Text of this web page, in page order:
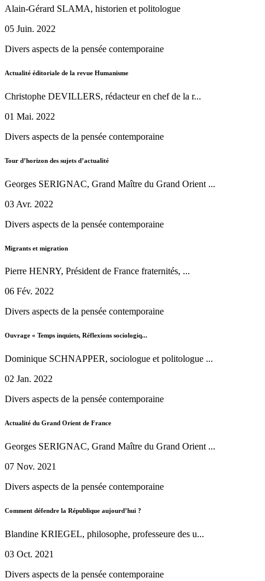
Alain-Gérard SLAMA, historien et politologue
05 Juin. 2022
Divers aspects de la pensée contemporaine
Actualité éditoriale de la revue Humanisme
Christophe DEVILLERS, rédacteur en chef de la r...
01 Mai. 2022
Divers aspects de la pensée contemporaine
Tour d’horizon des sujets d’actualité
Georges SERIGNAC, Grand Maître du Grand Orient ...
03 Avr. 2022
Divers aspects de la pensée contemporaine
Migrants et migration
Pierre HENRY, Président de France fraternités, ...
06 Fév. 2022
Divers aspects de la pensée contemporaine
Ouvrage « Temps inquiets, Réflexions sociologiq...
Dominique SCHNAPPER, sociologue et politologue ...
02 Jan. 2022
Divers aspects de la pensée contemporaine
Actualité du Grand Orient de France
Georges SERIGNAC, Grand Maître du Grand Orient ...
07 Nov. 2021
Divers aspects de la pensée contemporaine
Comment défendre la République aujourd’hui ?
Blandine KRIEGEL, philosophe, professeure des u...
03 Oct. 2021
Divers aspects de la pensée contemporaine